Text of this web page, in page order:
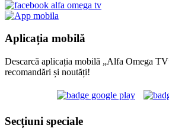
Aplicația mobilă
Descarcă aplicația mobilă „Alfa Omega
recomandări și noutăți!
Secțiuni speciale